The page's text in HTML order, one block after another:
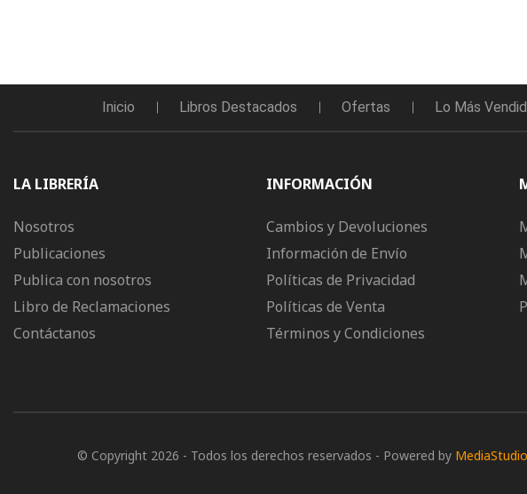
Inicio Libros Destacados Ofertas Lo Más
LA LIBRERÍA
Nosotros
Publicaciones
Publica con nosotros
Libro de Reclamaciones
Contáctanos
INFORMACIÓN
Cambios y Devoluciones
Información de Envío
Políticas de Privacidad
Políticas de Venta
Términos y Condiciones
© Copyright 2026 - Todos los derechos reservados - Powered by